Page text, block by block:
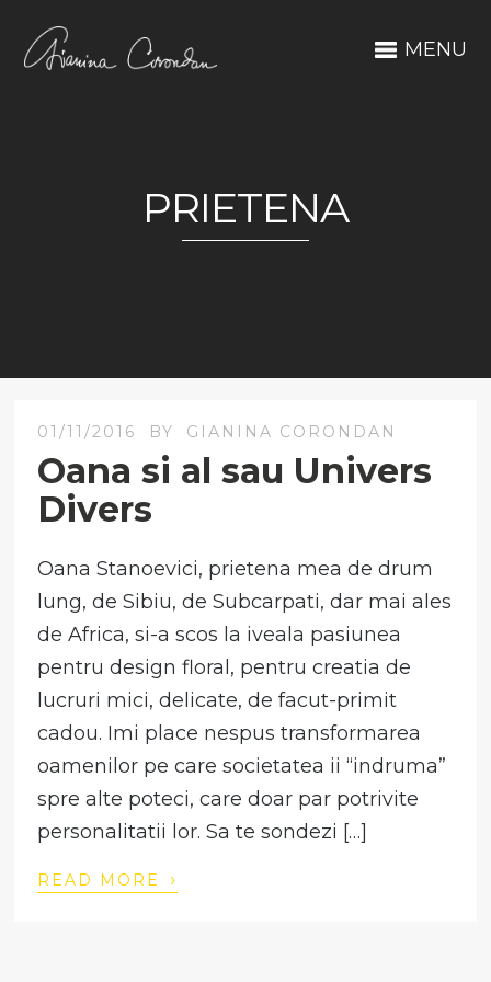
MENU
PRIETENA
01/11/2016 BY GIANINA CORONDAN
Oana si al sau Univers
Divers
Oana Stanoevici, prietena mea de drum
lung, de Sibiu, de Subcarpati, dar mai ales
de Africa, si-a scos la iveala pasiunea
pentru design floral, pentru creatia de
lucruri mici, delicate, de facut-primit
cadou. Imi place nespus transformarea
oamenilor pe care societatea ii “indruma”
spre alte poteci, care doar par potrivite
personalitatii lor. Sa te sondezi […]
READ MORE ›